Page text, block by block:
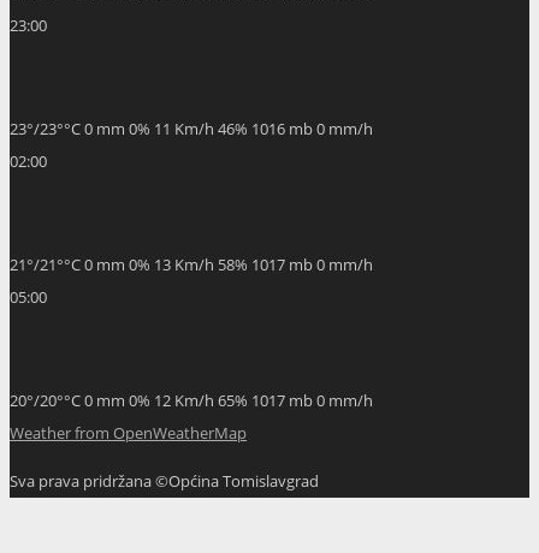
23:00
23°/23°°C0 mm 0% 11 Km/h 46% 1016 mb0 mm/h
02:00
21°/21°°C0 mm 0% 13 Km/h 58% 1017 mb0 mm/h
05:00
20°/20°°C0 mm 0% 12 Km/h 65% 1017 mb0 mm/h
Weather from OpenWeatherMap
Sva prava pridržana ©Općina Tomislavgrad